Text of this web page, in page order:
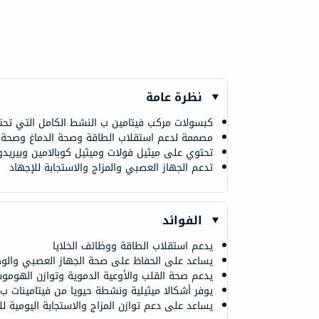
نظرة عامة
كبسولات مركب فيتامين ب النشط الكامل التي
مصممة لدعم استقلاب الطاقة وصحة الدماغ وصحة
تحتوي على ميثيل فولات وميثيل كوبالامين وبيريدوكسال 5 فوسفات
تدعم الجهاز العصبي والمزاج والاستجابة للإجهاد
الفوائد
يدعم استقلاب الطاقة ووظائف الخلايا
يساعد على الحفاظ على صحة الجهاز العصبي
يدعم صحة القلب والأوعية الدموية وتوازن
يوفر أشكالا ميثيلية ونشطة حيويا من فيتامينات ب
يساعد على دعم توازن المزاج والاستجابة اليومية